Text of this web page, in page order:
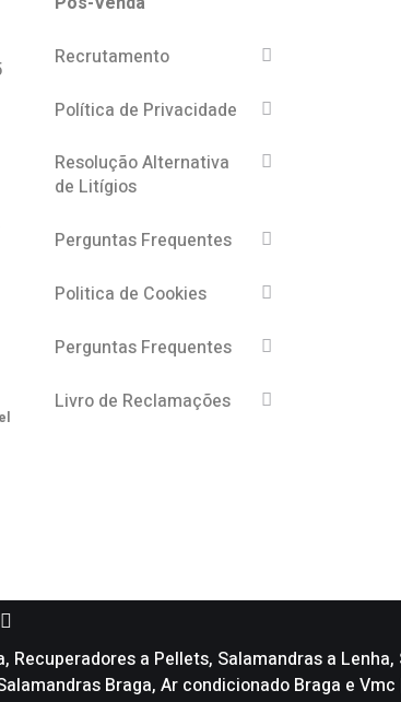
Recrutamento
Política de Privacidade
Resolução Alternativa
de Litígios
Perguntas Frequentes
Politica de Cookies
Perguntas Frequentes
Livro de Reclamações
a Pellets, Salamandras a
Braga, Ar condicionado Braga e